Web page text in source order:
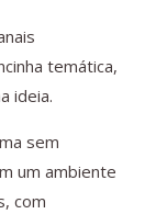
temática,
ideia.
sem
um ambiente
com